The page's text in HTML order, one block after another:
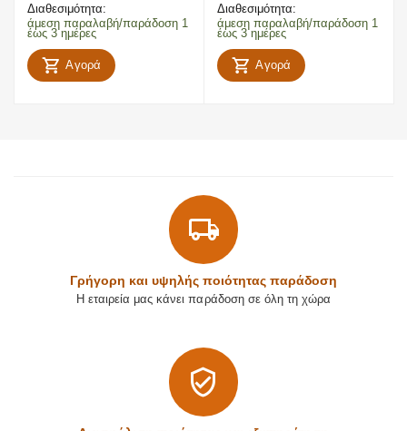
Διαθεσιμότητα:
άμεση παραλαβή/παράδοση 1
έως 3 ημέρες
Αγορά
Διαθεσιμότητα:
άμεση παραλαβή/παράδοση 1
έως 3 ημέρες
Αγορά
Γρήγορη και υψηλής ποιότητας παράδοση
Η εταιρεία μας κάνει παράδοση σε όλη τη χώρα